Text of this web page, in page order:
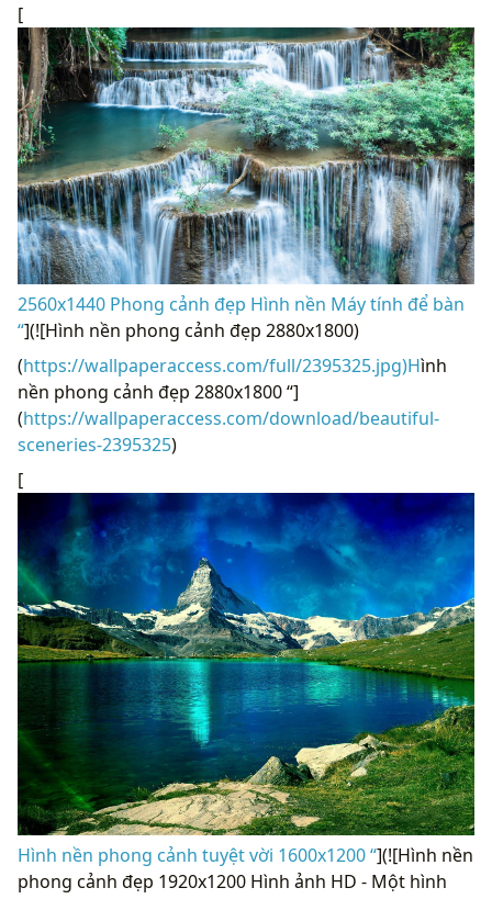
[
2560x1440 Phong cảnh đẹp Hình nền Máy tính để bàn
“](![Hình nền phong cảnh đẹp 2880x1800)
(https://wallpaperaccess.com/full/2395325.jpg)Hình
nền phong cảnh đẹp 2880x1800 “]
(https://wallpaperaccess.com/download/beautiful-
sceneries-2395325)
[
Hình nền phong cảnh tuyệt vời 1600x1200 “](![Hình nền
phong cảnh đẹp 1920x1200 Hình ảnh HD - Một hình